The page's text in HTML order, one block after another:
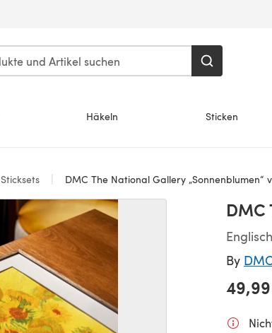
Häkeln Sticken
Sticksets DMC The National Gallery „Sonnenblumen“
DMC
Englisch
By